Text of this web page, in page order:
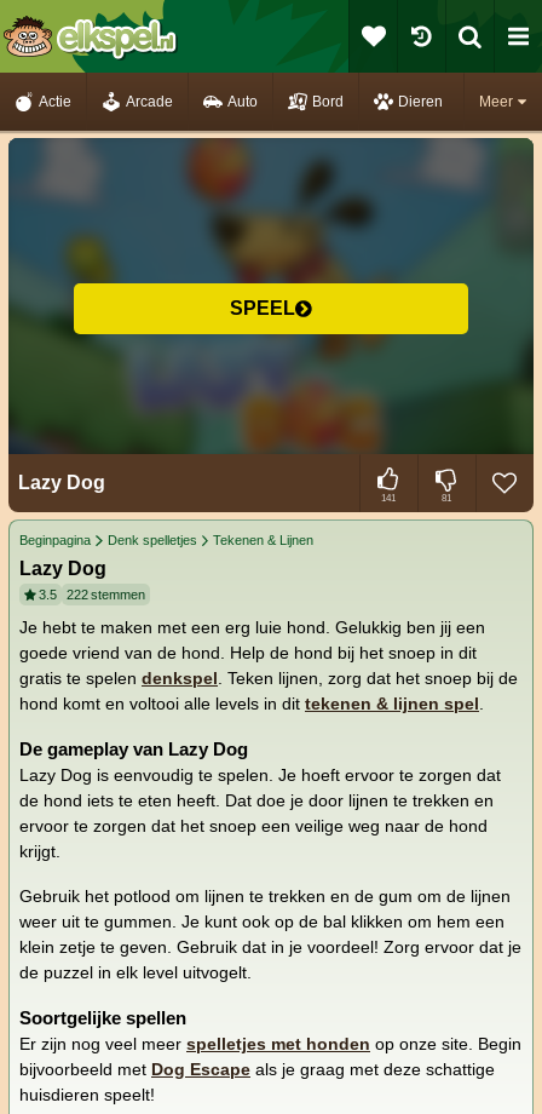
Meer
Actie Arcade Auto Bord Dieren
SPEEL
Lazy Dog
141 81
Beginpagina Denk spelletjes Tekenen & Lijnen
Lazy Dog
3.5 222stemmen
Je hebt te maken met een erg luie hond. Gelukkig ben jij een
goede vriend van de hond. Help de hond bij het snoep in dit
gratis te spelen denkspel. Teken lijnen, zorg dat het snoep bij de
hond komt en voltooi alle levels in dit tekenen & lijnen spel.
De gameplay van Lazy Dog
Lazy Dog is eenvoudig te spelen. Je hoeft ervoor te zorgen dat
de hond iets te eten heeft. Dat doe je door lijnen te trekken en
ervoor te zorgen dat het snoep een veilige weg naar de hond
krijgt.
Gebruik het potlood om lijnen te trekken en de gum om de lijnen
weer uit te gummen. Je kunt ook op de bal klikken om hem een
klein zetje te geven. Gebruik dat in je voordeel! Zorg ervoor dat je
de puzzel in elk level uitvogelt.
Soortgelijke spellen
Er zijn nog veel meer spelletjes met honden op onze site. Begin
bijvoorbeeld met Dog Escape als je graag met deze schattige
huisdieren speelt!